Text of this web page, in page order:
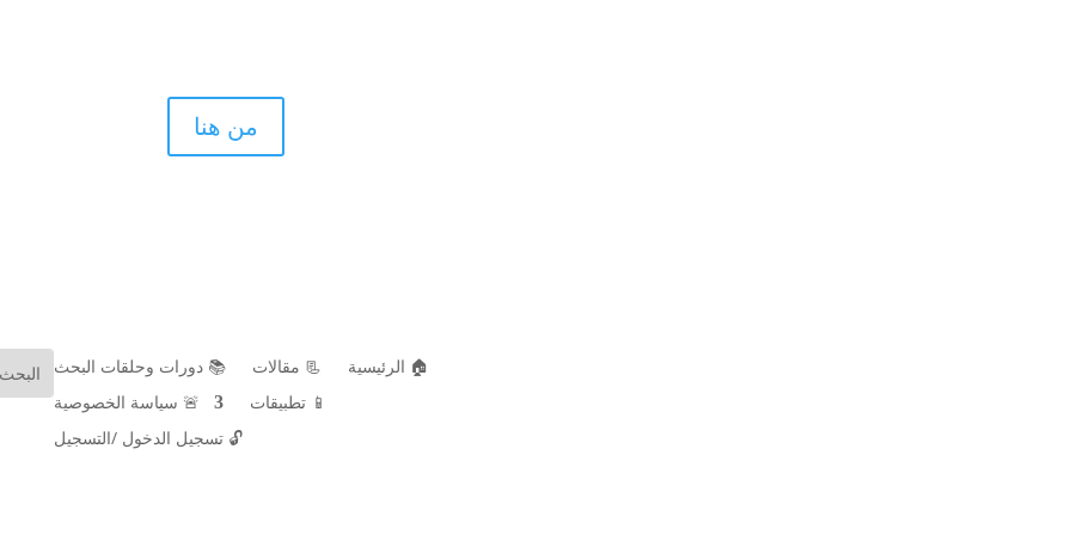
من هنا
🏠 الرئيسية 📃 مقالات
📚 دورات وحلقات البحث
📱 تطبيقات
🚨 سياسة الخصوصية
🔓تسجيل الدخول /التسجيل